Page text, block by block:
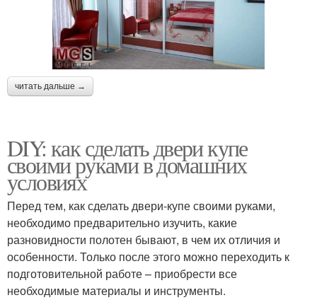
читать дальше →
DIY: как сделать двери купе
своими руками в домашних
условиях
Перед тем, как сделать двери-купе своими руками,
необходимо предварительно изучить, какие
разновидности полотен бывают, в чем их отличия и
особенности. Только после этого можно переходить к
подготовительной работе – приобрести все
необходимые материалы и инструменты.